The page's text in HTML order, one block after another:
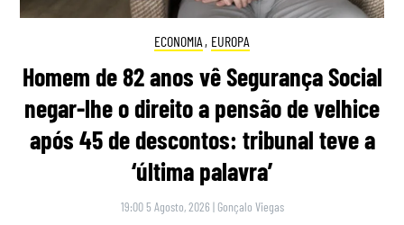
ECONOMIA , EUROPA
Homem de 82 anos vê Segurança Social
negar-lhe o direito a pensão de velhice
após 45 de descontos: tribunal teve a
‘última palavra’
19:00 5 Agosto, 2026 | Gonçalo Viegas